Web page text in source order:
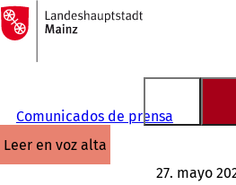
Saltar al contenido
A
la
página
Comunicados de prensa
leer en voz alta
27. mayo